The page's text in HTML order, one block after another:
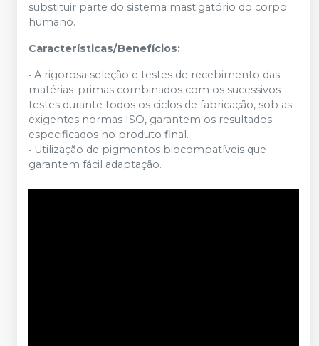
substituir parte do sistema mastigatório do corpo
humano.
Características/Benefícios:
• A rigorosa seleção e testes de recebimento das
matérias-primas combinados com os sucessivos
testes durante todos os ciclos de fabricação, sob as
exigentes normas ISO, garantem os resultados
especificados no produto final.
• Utilização de pigmentos biocompatíveis que
garantem fácil adaptação.